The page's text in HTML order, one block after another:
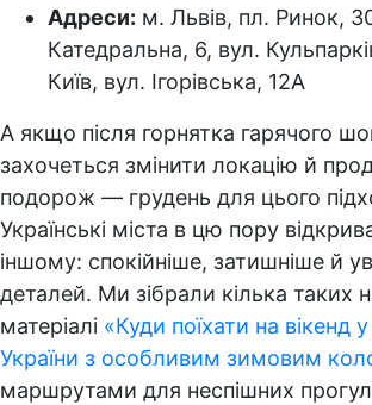
Адреси: м. Львів, пл. Ринок,
Катедральна, 6, вул.
Київ, вул. Ігорівська, 12А
А якщо після горнятка гарячого
захочеться змінити локацію й
подорож — грудень для цього
Українські міста в цю пору
іншому: спокійніше, затишніше й
деталей. Ми зібрали кілька таких
матеріалі «Куди поїхати на вікенд
України з особливим зимовим
маршрутами для неспішних